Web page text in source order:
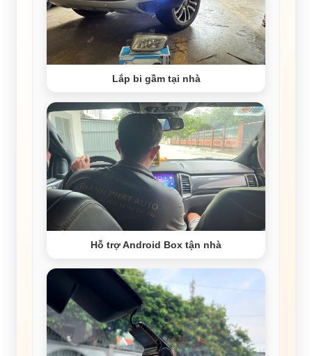
Lắp bi gầm tại nhà
Hỗ trợ Android Box tận nhà